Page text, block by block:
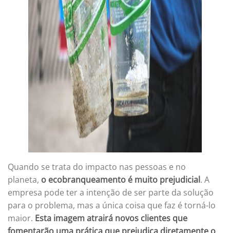
Quando se trata do impacto nas pessoas e no
planeta, o ecobranqueamento é muito prejudicial. A
empresa pode ter a intenção de ser parte da solução
para o problema, mas a única coisa que faz é torná-lo
maior. Esta imagem atrairá novos clientes que